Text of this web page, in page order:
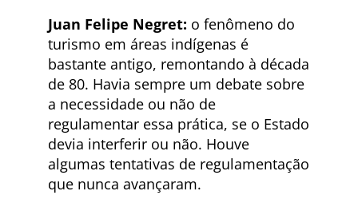
Juan Felipe Negret: o fenômeno do
turismo em áreas indígenas é
bastante antigo, remontando à década
de 80. Havia sempre um debate sobre
a necessidade ou não de
regulamentar essa prática, se o Estado
devia interferir ou não. Houve
algumas tentativas de regulamentação
que nunca avançaram.